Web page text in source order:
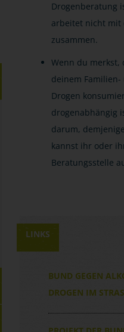
Drogenberatung
arbeitet nicht mit
zusammen.
Wenn du merkst,
deinem
Drogen
drogenabhängig
darum,
kannst ihr oder
Beratungsstelle
LINKS
BUND GEGEN
DROGEN IM